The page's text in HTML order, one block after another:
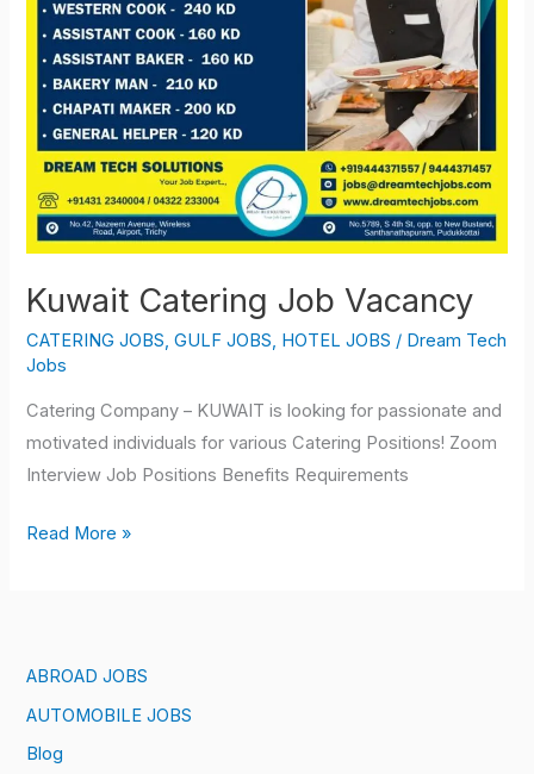
Kuwait Catering Job Vacancy
CATERING JOBS ,GULF JOBS HOTEL JOBS / Dream Tech
Jobs
Catering Company – KUWAIT is looking for passionate and
motivated individuals for various Catering Positions! Zoom
Interview Job Positions Benefits Requirements
Read More »
ABROAD JOBS
AUTOMOBILE JOBS
Blog